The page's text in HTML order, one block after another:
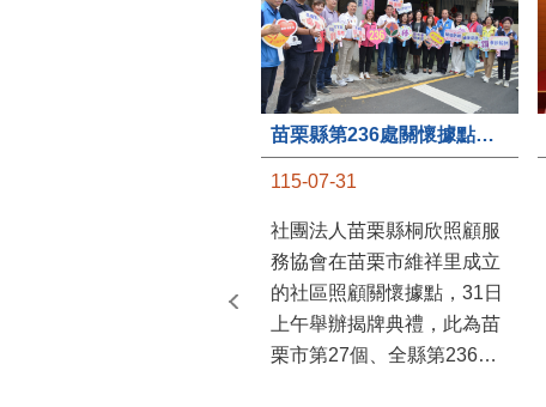
苗栗縣第236處關懷據點在苗栗市維祥里揭牌
115-07-31
社團法人苗栗縣桐欣照顧服
務協會在苗栗市維祥里成立
的社區照顧關懷據點，31日
上午舉辦揭牌典禮，此為苗
栗市第27個、全縣第236處